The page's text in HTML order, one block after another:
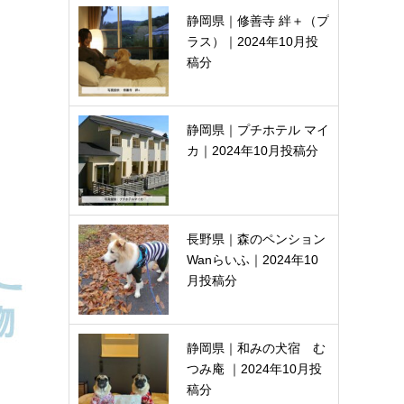
静岡県｜修善寺 絆＋（プ
ラス）｜2024年10月投
稿分
静岡県｜プチホテル マイ
カ｜2024年10月投稿分
長野県｜森のペンション
Wanらいふ｜2024年10
月投稿分
静岡県｜和みの犬宿 む
つみ庵 ｜2024年10月投
稿分